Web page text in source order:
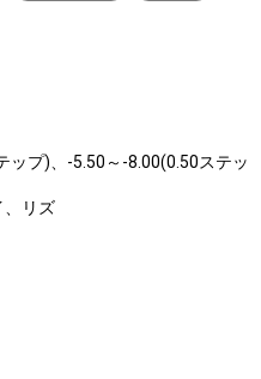
ップ)、-5.50～-8.00(0.50ステッ
、リズ